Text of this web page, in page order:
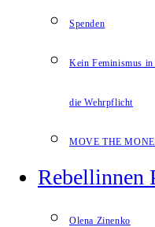
Spenden
Kein Feminismus
die Wehrpflicht
MOVE THE
Rebellinnen
Olena Zinenko